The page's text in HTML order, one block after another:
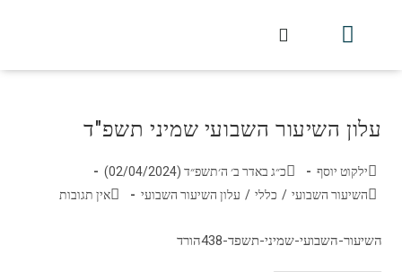
עלון השיעור השבועי שמיני תשפ"ד
ילקוט יוסף
כ״ג באדר ב׳ ה׳תשפ״ד (02/04/2024)
השיעור השבועי / כללי / עלון השיעור השבועי אין תגובות
השיעור-השבועי-שמיני-תשפד-438הורד